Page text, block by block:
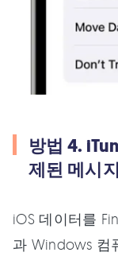
방법 4.
제된 메시
iOS 데이터를
과 Windows 컴